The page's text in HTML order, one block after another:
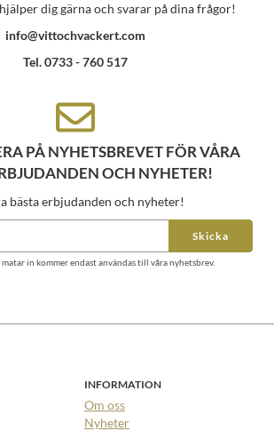
dig gärna och svarar på dina frågor!
info@vittochvackert.com
Tel. 0733 - 760 517
PÅ NYHETSBREVET FÖR VÅRA
OCH NYHETER!
bästa erbjudanden och nyheter!
Skicka
in kommer endast användas till våra nyhetsbrev.
INFORMATION
Om oss
Nyheter